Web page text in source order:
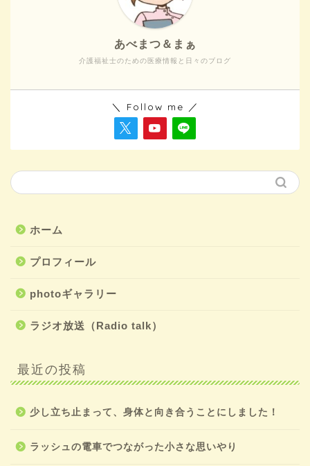
介護福祉士のための医療情報と日々のブログ
あべまつ＆まぁ
＼ Follow me ／
ホーム
プロフィール
photoギャラリー
ラジオ放送（Radio talk）
最近の投稿
少し立ち止まって、身体と向き合うことにしました！
ラッシュの電車でつながった小さな思いやり